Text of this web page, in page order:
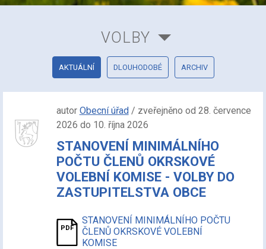
VOLBY
AKTUÁLNÍ DLOUHODOBÉ ARCHIV
autor Obecní úřad/ zveřejněno od 28. července
2026 do 10. října 2026
STANOVENÍ MINIMÁLNÍHO
POČTU ČLENŮ OKRSKOVÉ
VOLEBNÍ KOMISE - VOLBY DO
ZASTUPITELSTVA OBCE
STANOVENÍ MINIMÁLNÍHO POČTU
ČLENŮ OKRSKOVÉ VOLEBNÍ
KOMISE